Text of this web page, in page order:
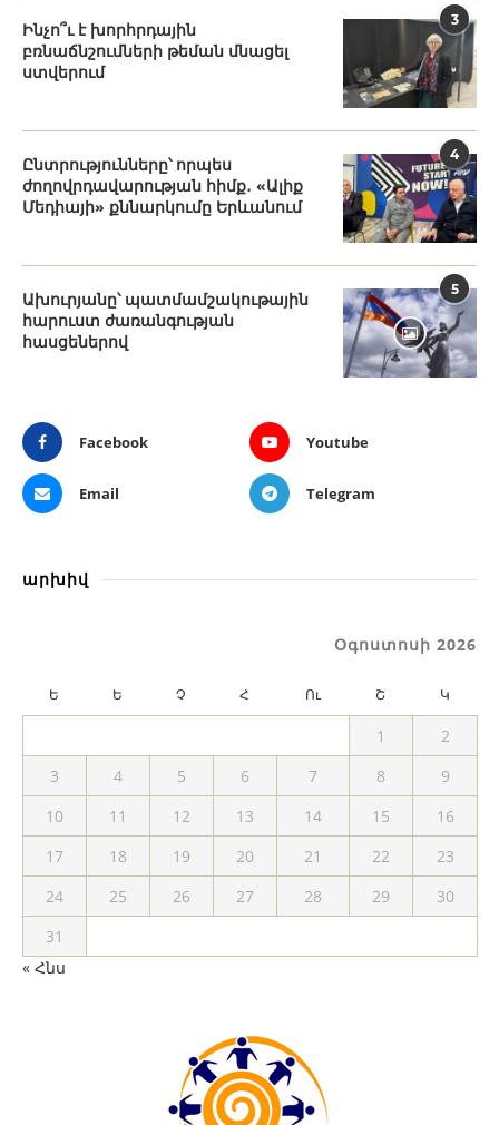
3
Ինչո՞ւ է խորհրդային
բռնաճնշումների թեման մնացել
ստվերում
4
Ընտրությունները՝ որպես
ժողովրդավարության հիմք․ «Ալիք
Մեդիայի» քննարկումը Երևանում
5
Ախուրյանը՝ պատմամշակութային
հարուստ ժառանգության
հասցեներով
Facebook Youtube
Email Telegram
արխիվ
Օգոստոսի 2026
Ե Ե Չ Հ Ու Շ Կ
1
2
3
4 5 6 7 8
9
10
11 12 13 14 15
16
17
18 19 20 21 22
23
24
25 26 27 28 29
30
31
« Հնս